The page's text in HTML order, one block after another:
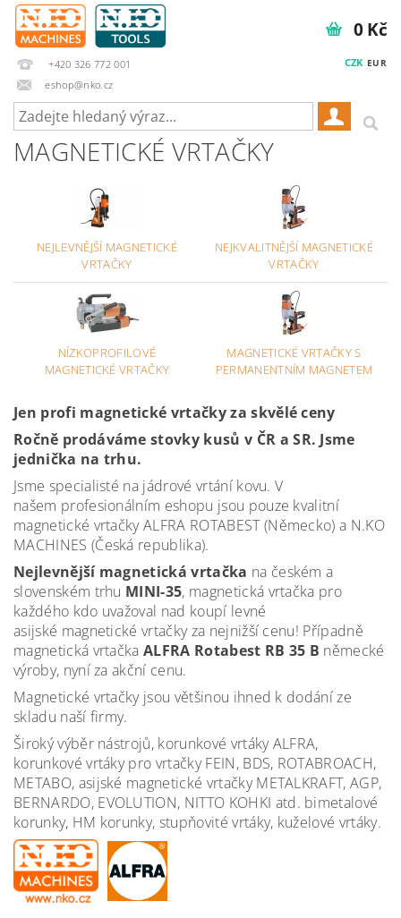
+420 326 772 001
eshop@nko.cz
CZK EUR
0 Kč
MAGNETICKÉ VRTAČKY
NEJLEVNĚJŠÍ MAGNETICKÉ
VRTAČKY
NEJKVALITNĚJŠÍ MAGNETICKÉ
VRTAČKY
NÍZKOPROFILOVÉ
MAGNETICKÉ VRTAČKY
MAGNETICKÉ VRTAČKY S
PERMANENTNÍM MAGNETEM
Jen profi magnetické vrtačky za skvělé ceny
Ročně prodáváme stovky kusů v ČR a SR. Jsme
jednička na trhu.
Jsme specialisté na jádrové vrtání kovu. V
našem profesionálním eshopu jsou pouze kvalitní
magnetické vrtačky ALFRA ROTABEST (Německo) a N.KO
MACHINES (Česká republika).
Nejlevnější magnetická vrtačka na českém a
slovenském trhu MINI-35, magnetická vrtačka pro
každého kdo uvažoval nad koupí levné
asijské magnetické vrtačky za nejnižší cenu! Případně
magnetická vrtačkaALFRA Rotabest RB 35 B německé
výroby, nyní za akční cenu.
Magnetické vrtačky jsou většinou ihned k dodání ze
skladu naší firmy.
Široký výběr nástrojů, korunkové vrtáky ALFRA,
korunkové vrtáky pro vrtačky FEIN, BDS, ROTABROACH,
METABO, asijské magnetické vrtačky METALKRAFT, AGP,
BERNARDO, EVOLUTION, NITTO KOHKI atd. bimetalové
korunky, HM korunky, stupňovité vrtáky, kuželové vrtáky.